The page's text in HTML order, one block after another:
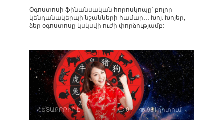
Օգոստոսի ֆինանսական հորոսկոպը՝ բոլոր
կենդանակերպի նշանների համար․․․ Խոյ. Խոյեր,
ձեր օգոստոսը կսկսվի ուժի փորձությամբ:
ՀԵՏԱՔՐՔԻՐ Է 0 931դիտում